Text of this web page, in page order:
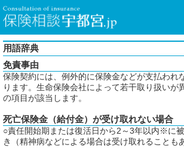
用語辞典
免責事由
保険契約には、例外的に保険金などが支払われ
ります。生命保険会社によって若干取り扱いが
の項目が該当します。
死亡保険金（給付金）が受け取れない場合
○責任開始期または復活日から2～3年以内※に
き（精神病などによる場合は受け取れることも